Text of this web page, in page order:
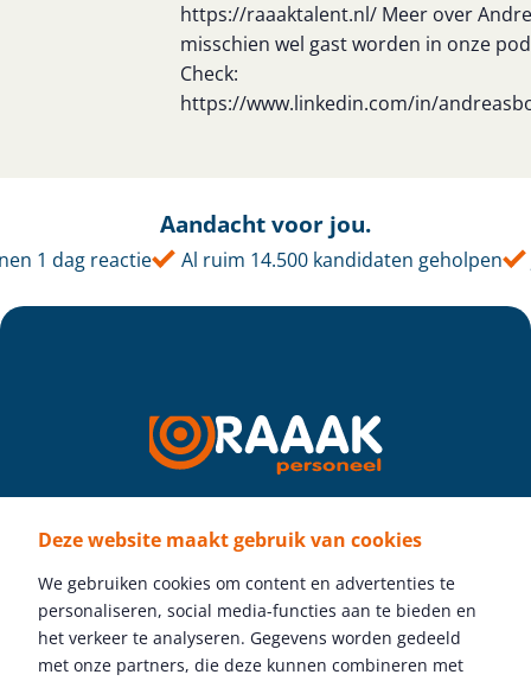
Deze website maakt gebruik van cookies
We gebruiken cookies om content en advertenties te
personaliseren, social media-functies aan te bieden en
het verkeer te analyseren. Gegevens worden gedeeld
met onze partners, die deze kunnen combineren met
https://raaaktalent.nl/ Meer over
misschien wel gast worden in onze
Check:
https://www.linkedin.com/in/
Aandacht voor jou.
1 dag reactie Al ruim 14.500 kandidaten geholpen
Volg ons